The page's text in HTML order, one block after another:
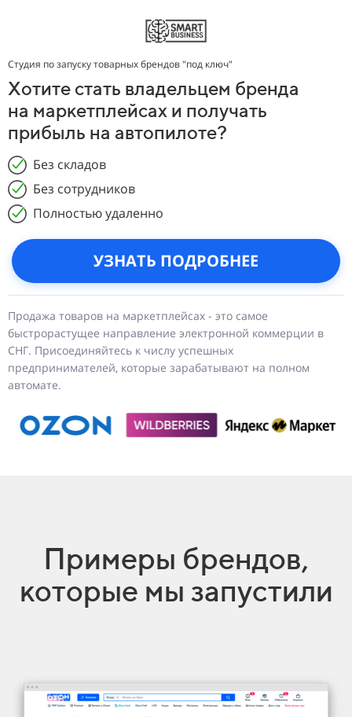
Студия по запуску товарных брендов "под ключ"
Хотите стать владельцем бренда
на маркетплейсах и получать
прибыль на автопилоте?
Без складов
Без сотрудников
Полностью удаленно
УЗНАТЬ ПОДРОБНЕЕ
Продажа товаров на маркетплейсах - это самое
быстрорастущее направление электронной коммерции в
СНГ. Присоединяйтесь к числу успешных
предпринимателей, которые зарабатывают на полном
автомате.
Примеры брендов,
которые мы запустили